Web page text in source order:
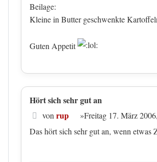
Beilage:
Kleine in Butter geschwenkte
Guten Appetit
Hört sich sehr gut an
Beitrag
von rup »Freitag 17. März
Das hört sich sehr gut an, wenn etwas